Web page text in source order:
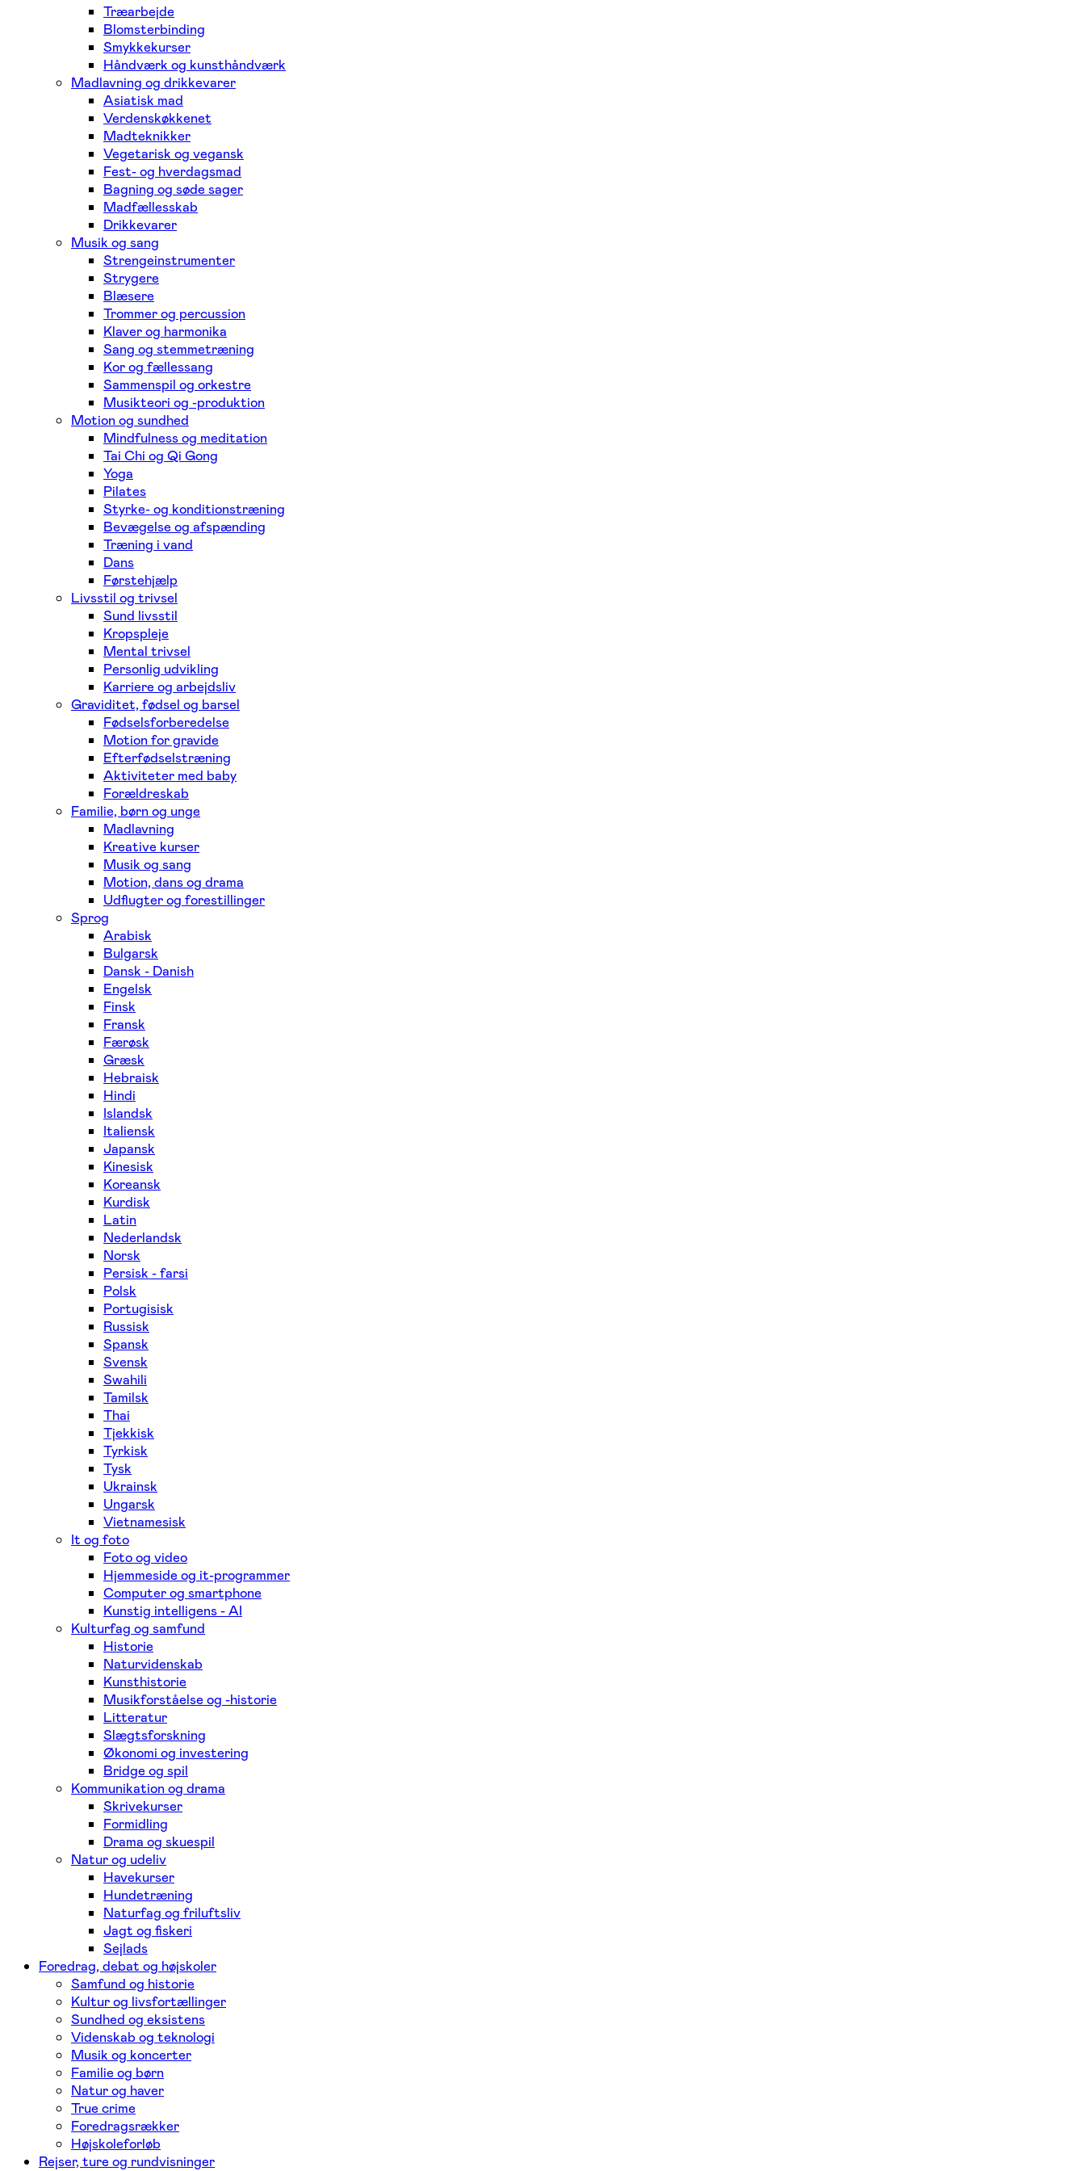
Træarbejde
Blomsterbinding
Smykkekurser
Håndværk og kunsthåndværk
Madlavning og drikkevarer
Asiatisk mad
Verdenskøkkenet
Madteknikker
Vegetarisk og vegansk
Fest- og hverdagsmad
Bagning og søde sager
Madfællesskab
Drikkevarer
Musik og sang
Strengeinstrumenter
Strygere
Blæsere
Trommer og percussion
Klaver og harmonika
Sang og stemmetræning
Kor og fællessang
Sammenspil og orkestre
Musikteori og -produktion
Motion og sundhed
Mindfulness og meditation
Tai Chi og Qi Gong
Yoga
Pilates
Styrke- og konditionstræning
Bevægelse og afspænding
Træning i vand
Dans
Førstehjælp
Livsstil og trivsel
Sund livsstil
Kropspleje
Mental trivsel
Personlig udvikling
Karriere og arbejdsliv
Graviditet, fødsel og barsel
Fødselsforberedelse
Motion for gravide
Efterfødselstræning
Aktiviteter med baby
Forældreskab
Familie, børn og unge
Madlavning
Kreative kurser
Musik og sang
Motion, dans og drama
Udflugter og forestillinger
Sprog
Arabisk
Bulgarsk
Dansk - Danish
Engelsk
Finsk
Fransk
Færøsk
Græsk
Hebraisk
Hindi
Islandsk
Italiensk
Japansk
Kinesisk
Koreansk
Kurdisk
Latin
Nederlandsk
Norsk
Persisk - farsi
Polsk
Portugisisk
Russisk
Spansk
Svensk
Swahili
Tamilsk
Thai
Tjekkisk
Tyrkisk
Tysk
Ukrainsk
Ungarsk
Vietnamesisk
It og foto
Foto og video
Hjemmeside og it-programmer
Computer og smartphone
Kunstig intelligens - AI
Kulturfag og samfund
Historie
Naturvidenskab
Kunsthistorie
Musikforståelse og -historie
Litteratur
Slægtsforskning
Økonomi og investering
Bridge og spil
Kommunikation og drama
Skrivekurser
Formidling
Drama og skuespil
Natur og udeliv
Havekurser
Hundetræning
Naturfag og friluftsliv
Jagt og fiskeri
Sejlads
Foredrag, debat og højskoler
Samfund og historie
Kultur og livsfortællinger
Sundhed og eksistens
Videnskab og teknologi
Musik og koncerter
Familie og børn
Natur og haver
True crime
Foredragsrækker
Højskoleforløb
Rejser, ture og rundvisninger